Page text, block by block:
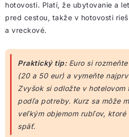
hotovosti. Platí, že ubytovanie a
pred cestou, takže v hotovosti
a vreckové.
Praktický tip:Euro si
(20 a 50 eur) a vymeňte
Zvyšok si odložte v hotelovom
podľa potreby. Kurz sa môže
veľkým objemom rubľov, ktoré
späť.